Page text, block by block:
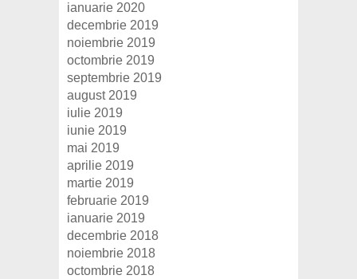
ianuarie 2020
decembrie 2019
noiembrie 2019
octombrie 2019
septembrie 2019
august 2019
iulie 2019
iunie 2019
mai 2019
aprilie 2019
martie 2019
februarie 2019
ianuarie 2019
decembrie 2018
noiembrie 2018
octombrie 2018